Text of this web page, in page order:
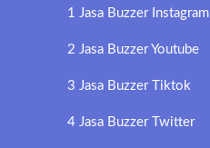
1 Jasa Buzzer Instagram
2 Jasa Buzzer Youtube
3 Jasa Buzzer Tiktok
4 Jasa Buzzer Twitter